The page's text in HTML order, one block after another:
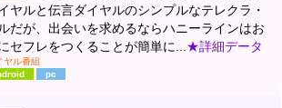
ヤルと伝言ダイヤルのシンプルなテレクラ・
だが、出会いを求めるならハニーラインはお
セフレをつくることが簡単に... ★詳細データ
ヤル番組
pc